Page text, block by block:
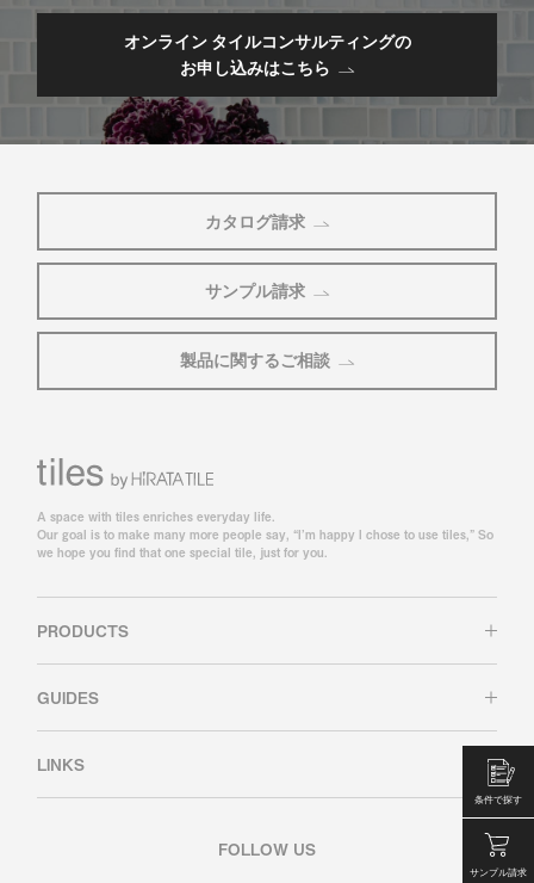
条件で探す
サンプル請求
オンライン タイルコンサルティングの
お申し込みはこちら
カタログ請求
サンプル請求
製品に関するご相談
A space with tiles enriches everyday life.
Our goal is to make many more people say, “I’m happy I chose to use tiles,” So
we hope you find that one special tile, just for you.
PRODUCTS
GUIDES
LINKS
FOLLOW US